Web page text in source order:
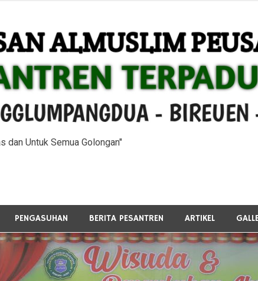
dan Untuk Semua Golongan"
PENGASUHAN BERITA PESANTREN ARTIKEL